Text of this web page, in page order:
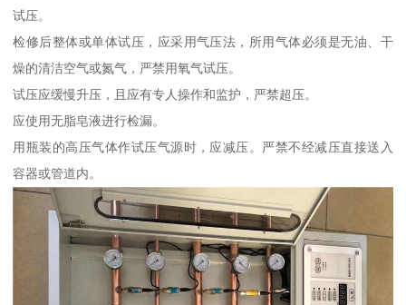
试压。
检修后整体或单体试压，应采用气压法，所用气体必须是无油、干
燥的清洁空气或氮气，严禁用氧气试压。
试压应缓慢升压，且应有专人操作和监护，严禁超压。
应使用无脂皂液进行检漏。
用瓶装的高压气体作试压气源时，应减压。严禁不经减压直接送入
容器或管道内。